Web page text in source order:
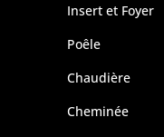
Insert et Foyer
Poêle
Chaudière
Cheminée